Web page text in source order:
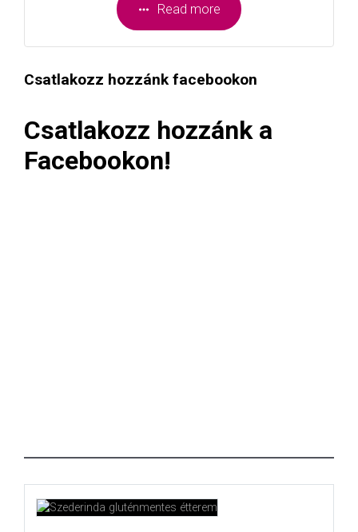
Read more
Csatlakozz hozzánk facebookon
Csatlakozz hozzánk a
Facebookon!